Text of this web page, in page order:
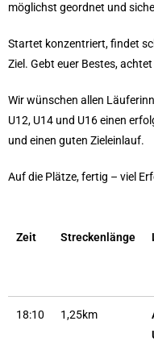
möglichst geordnet und
Startet konzentriert, findet
Ziel. Gebt euer Bestes,
Wir wünschen allen
U12, U14 und U16 einen
und einen guten Zieleinlauf.
Auf die Plätze, fertig – viel
Zeit Streckenlänge
18:10 1,25km